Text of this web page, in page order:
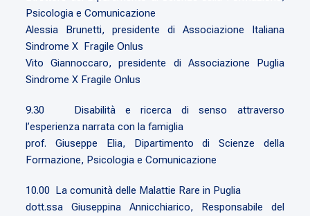
Psicologia e Comunicazione
Alessia Brunetti, presidente di Associazione Italiana
Sindrome X Fragile Onlus
Vito Giannoccaro, presidente di Associazione Puglia
Sindrome X Fragile Onlus
9.30 Disabilità e ricerca di senso attraverso
l’esperienza narrata con la famiglia
prof. Giuseppe Elia, Dipartimento di Scienze della
Formazione, Psicologia e Comunicazione
10.00 La comunità delle Malattie Rare in Puglia
dott.ssa Giuseppina Annicchiarico, Responsabile del